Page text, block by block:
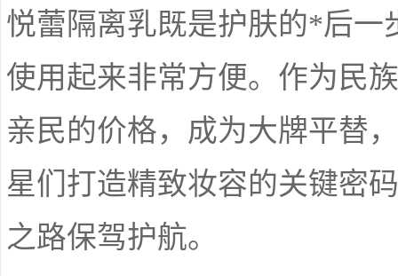
悦蕾隔离乳既是护肤的*后一
使用起来非常方便。作为民
亲民的价格，成为大牌平替
星们打造精致妆容的关键密
之路保驾护航。